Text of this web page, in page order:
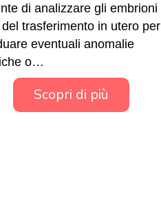
di analizzare gli embrioni
trasferimento in utero per
eventuali anomalie
o…
Scopri di più